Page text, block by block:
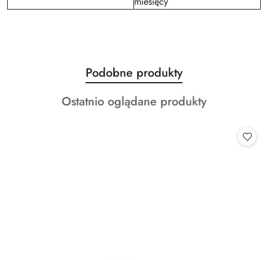
Pomiń karuzelę produktów
Produkty
o
statusie:
Podobne produkty
Produkty
Ostatnio oglądane produkty